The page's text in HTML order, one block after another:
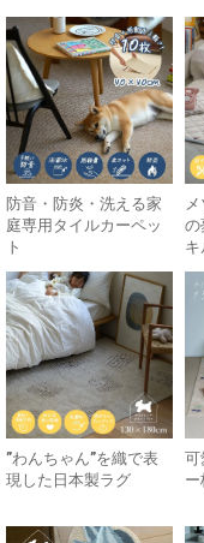
防音・防炎・洗える家
庭専用タイルカーペッ
ト
の
”わんちゃん”を織で表
現した日本製ラグ
可